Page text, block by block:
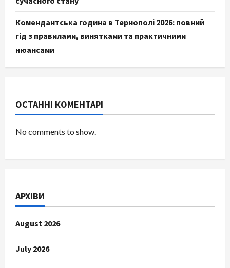
Комендантська година в Тернополі 2026: повний
гід з правилами, винятками та практичними
нюансами
ОСТАННІ КОМЕНТАРІ
No comments to show.
АРХІВИ
August 2026
July 2026